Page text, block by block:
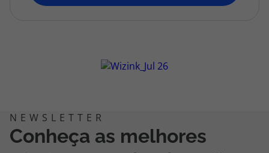
topatlantico@topatlantico.com
Conheça as melhores